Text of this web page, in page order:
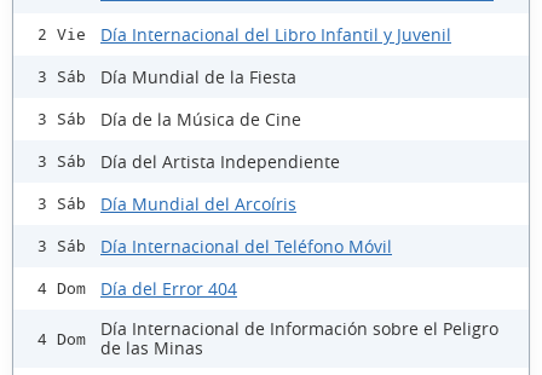
2 Vie Día Internacional del Libro Infantil y Juvenil
3 Sáb Día Mundial de la Fiesta
3 Sáb Día de la Música de Cine
3 Sáb Día del Artista Independiente
3 Sáb Día Mundial del Arcoíris
3 Sáb Día Internacional del Teléfono Móvil
4 Dom Día del Error 404
4 Dom
Día Internacional de Información sobre el Peligro
de las Minas